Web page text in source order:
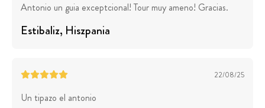
Antonio un guia exceptcional! Tour muy ameno! Gracias.
Estibaliz, Hiszpania
22/08/25
Un tipazo el antonio